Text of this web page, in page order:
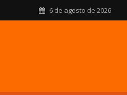
6 de agosto de 2026